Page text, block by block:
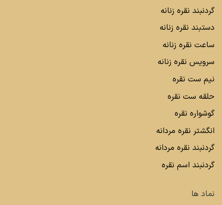
گردنبند نقره زنانه
دستبند نقره زنانه
ساعت نقره زنانه
سرویس نقره زنانه
نیم ست نقره
حلقه ست نقره
گوشواره نقره
انگشتر نقره مردانه
گردنبند نقره مردانه
گردنبند اسم نقره
نماد ها